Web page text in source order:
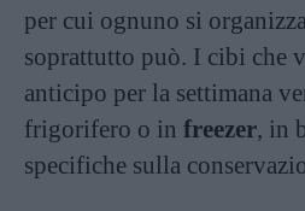
per cui ognuno si
soprattutto può. I cibi che
anticipo per la settimana
frigorifero o in freezer, in
specifiche sulla